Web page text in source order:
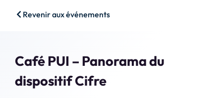
Revenir aux événements
Café PUI – Panorama du
dispositif Cifre